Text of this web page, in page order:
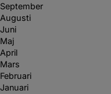
September
Augusti
Juni
Maj
April
Mars
Februari
Januari